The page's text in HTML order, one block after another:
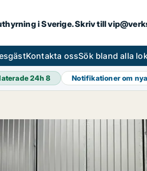
i Sverige. Skriv till
Kontakta ossSök bland alla
24h8 Notifikationer om